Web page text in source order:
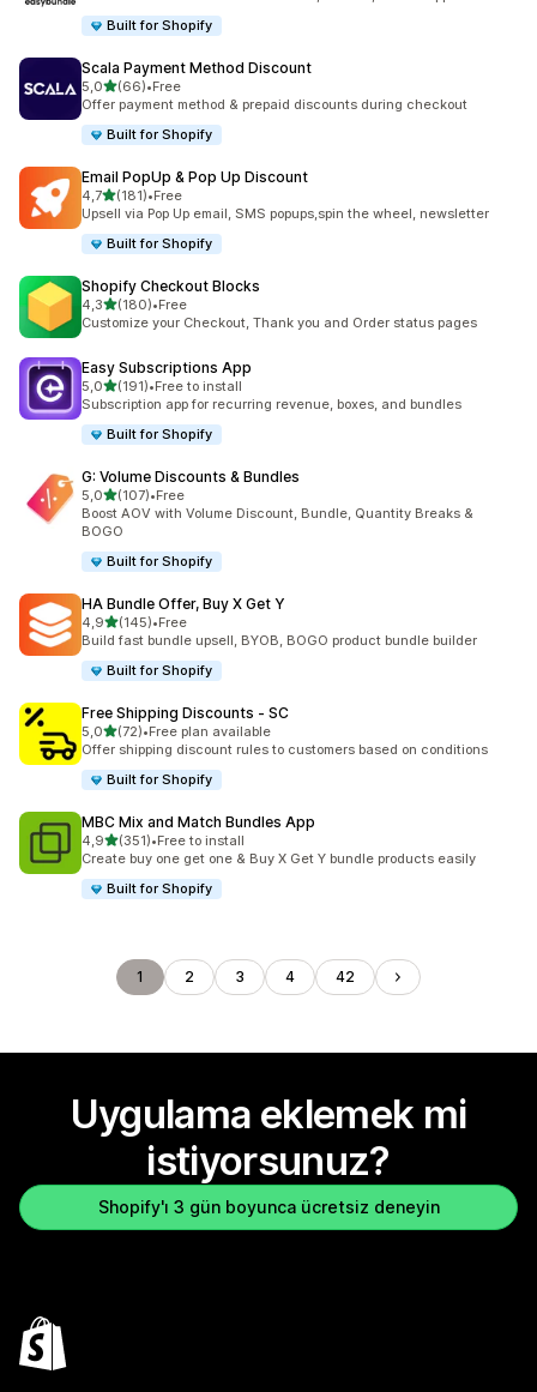
Built for Shopify
Scala Payment Method Discount
5,05 yıldız üzerinden
(66)
toplam 66 değerlendirme
•Free
Offer payment method & prepaid discounts during checkout
Built for Shopify
Email PopUp & Pop Up Discount
4,75 yıldız üzerinden
(181)
toplam 181 değerlendirme
•Free
Upsell via Pop Up email, SMS popups,spin the wheel, newsletter
Built for Shopify
Shopify Checkout Blocks
4,35 yıldız üzerinden
(180)
toplam 180 değerlendirme
•Free
Customize your Checkout, Thank you and Order status pages
Easy Subscriptions App
5,05 yıldız üzerinden
(191)
toplam 191 değerlendirme
•Free to install
Subscription app for recurring revenue, boxes, and bundles
Built for Shopify
G: Volume Discounts & Bundles
5,05 yıldız üzerinden
(107)
toplam 107 değerlendirme
•Free
Boost AOV with Volume Discount, Bundle, Quantity Breaks &
BOGO
Built for Shopify
HA Bundle Offer, Buy X Get Y
4,95 yıldız üzerinden
(145)
toplam 145 değerlendirme
•Free
Build fast bundle upsell, BYOB, BOGO product bundle builder
Built for Shopify
Free Shipping Discounts ‑ SC
5,05 yıldız üzerinden
(72)
toplam 72 değerlendirme
•Free plan available
Offer shipping discount rules to customers based on conditions
Built for Shopify
MBC Mix and Match Bundles App
4,95 yıldız üzerinden
(351)
toplam 351 değerlendirme
•Free to install
Create buy one get one & Buy X Get Y bundle products easily
Built for Shopify
1 2 3 4 42
Uygulama eklemek mi
istiyorsunuz?
Shopify'ı 3 gün boyunca ücretsiz deneyin